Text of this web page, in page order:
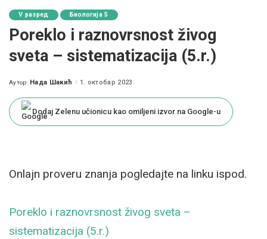
V разред Биологија 5
Poreklo i raznovrsnost živog
sveta – sistematizacija (5.r.)
Posted
Аутор: Нада Шакић 1. октобар 2023.
Dodaj Zelenu učionicu kao omiljeni izvor na Google-u
Onlajn proveru znanja pogledajte na linku ispod.
Poreklo i raznovrsnost živog sveta –
sistematizacija (5.r.)